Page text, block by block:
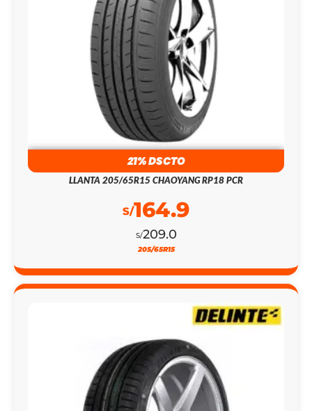
21% DSCTO
LLANTA 205/65R15 CHAOYANG RP18 PCR
S/209.0
S/164.9
205/65R15